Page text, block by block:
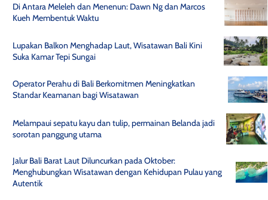
Di Antara Meleleh dan Menenun: Dawn Ng dan Marcos
Kueh Membentuk Waktu
Lupakan Balkon Menghadap Laut, Wisatawan Bali Kini
Suka Kamar Tepi Sungai
Operator Perahu di Bali Berkomitmen Meningkatkan
Standar Keamanan bagi Wisatawan
Melampaui sepatu kayu dan tulip, permainan Belanda jadi
sorotan panggung utama
Jalur Bali Barat Laut Diluncurkan pada Oktober:
Menghubungkan Wisatawan dengan Kehidupan Pulau yang
Autentik